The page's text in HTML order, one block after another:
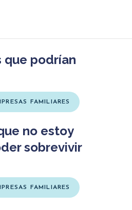
que podrían
FAMILIARES
no estoy
sobrevivir
FAMILIARES